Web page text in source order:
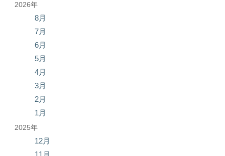
2026年
8月
7月
6月
5月
4月
3月
2月
1月
2025年
12月